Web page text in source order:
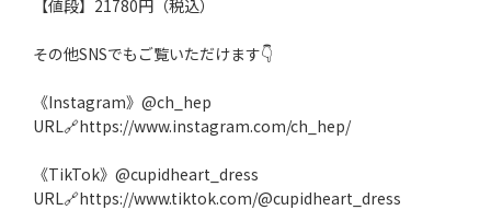
【値段】21780円（税込）
その他SNSでもご覧いただけます👇️
《Instagram》@ch_hep
URL🔗https://www.instagram.com/ch_hep/
《TikTok》@cupidheart_dress
URL🔗https://www.tiktok.com/@cupidheart_dress